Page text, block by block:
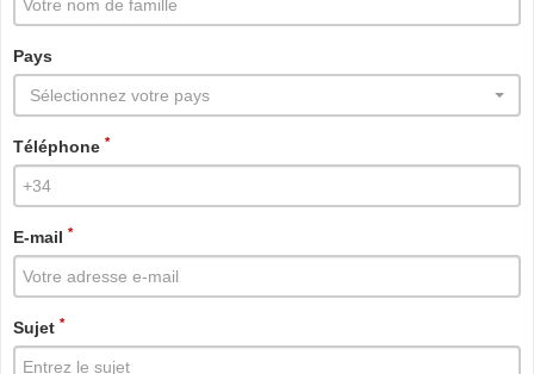
Pays
Sélectionnez votre pays
Téléphone *
E-mail *
Sujet *